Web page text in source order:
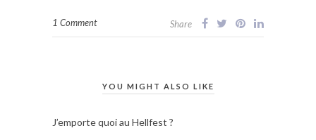
1 Comment Share
YOU MIGHT ALSO LIKE
J’emporte quoi au Hellfest ?